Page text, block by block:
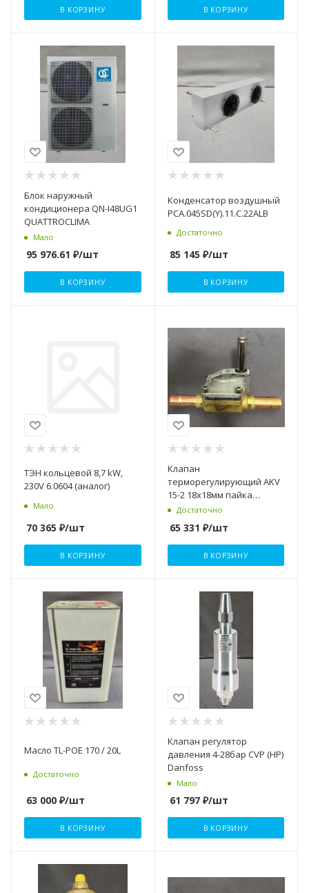
В КОРЗИНУ В КОРЗИНУ
Блок наружный
кондиционера QN-I48UG1
QUATTROCLIMA
Мало
95 976.61 ₽/шт
В КОРЗИНУ
Конденсатор воздушный
PCA.045SD(Y).11.C.22ALB
Достаточно
85 145 ₽/шт
В КОРЗИНУ
ТЭН кольцевой 8,7 kW,
230V 6.0604 (аналог)
Мало
70 365 ₽/шт
В КОРЗИНУ
Клапан
терморегулирующий AKV
15-2 18х18мм пайка
Danfoss
Достаточно
65 331 ₽/шт
В КОРЗИНУ
Масло TL-POE 170 / 20L
Достаточно
63 000 ₽/шт
В КОРЗИНУ
Клапан регулятор
давления 4-28бар CVP (HP)
Danfoss
Мало
61 797₽/шт
В КОРЗИНУ